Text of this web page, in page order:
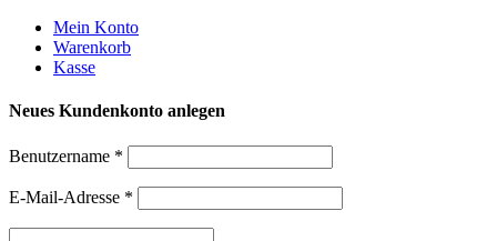
Weiter
zum
Inhalt
Mein Konto
Warenkorb
Kasse
Neues Kundenkonto anlegen
Benutzername *
E-Mail-Adresse *